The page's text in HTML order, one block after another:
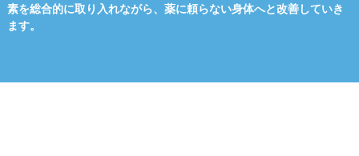
素を総合的に取り入れながら、薬に頼らない身体へと改善していき
ます。